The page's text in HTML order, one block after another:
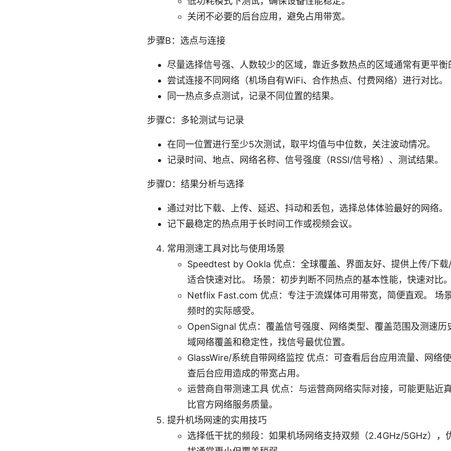
关闭不必要的后台应用，避免占用带宽。
步骤B：选点与连接
尽量选择信号强、人数较少的区域，靠近多数热点的区域通常有更平衡
尝试连接不同网络（机场自有WiFi、合作热点、付费网络）进行对比。
同一热点多点测试，记录不同位置的结果。
步骤C：多轮测试与记录
在同一位置进行至少5次测试，取平均值与中位数，关注波动情况。
记录时间、地点、网络名称、信号强度（RSSI/信号格）、测试结果。
步骤D：结果分析与选择
通过对比下载、上传、延迟、抖动和丢包，选择总体体验最好的网络。
记下最稳定的热点用于长时间工作或视频会议。
常用测速工具对比与使用场景
Speedtest by Ookla 优点：全球覆盖、界面友好、提供上传/下
适合快速对比。 场景：初步判断不同热点的基本性能，快速对比
Netflix Fast.com 优点：专注于流媒体可用带宽，简便直观。 场
频时的实际感受。
OpenSignal 优点：覆盖信号强度、网络类型、覆盖范围及测速历
域网络覆盖和稳定性，找信号最优位置。
GlassWire/系统自带网络监控 优点：可查看后台应用流量、网络
查后台应用造成的带宽占用。
运营商自带测速工具 优点：与运营商网络实际对接，可能更贴近
比官方网络服务质量。
提升机场网速的实用技巧
选择低干扰的频段：如果机场网络支持双频（2.4GHz/5GHz），